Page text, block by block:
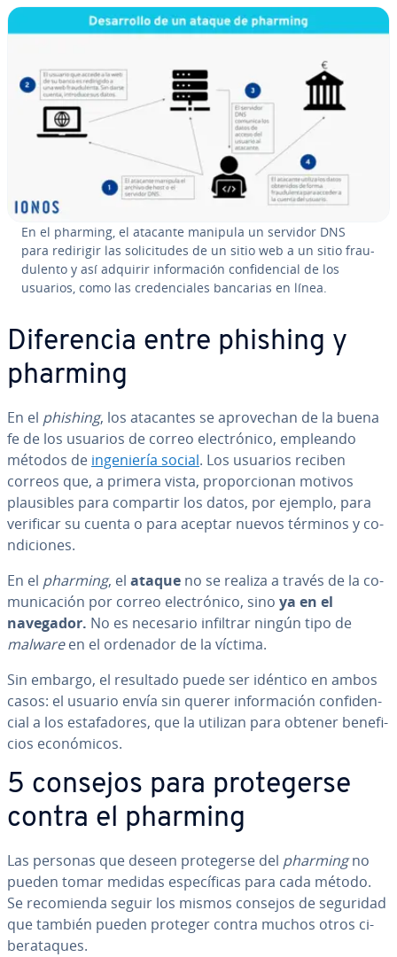
En el pharming, el atacante manipula un servidor DNS
para redirigir las so­li­ci­tu­des de un sitio web a un sitio frau­
du­le­n­to y así adquirir in­fo­r­ma­ción co­n­fi­de­n­cial de los
usuarios, como las cre­de­n­cia­les bancarias en línea.
Di­fe­re­n­cia entre phishing y
pharming
En el phishing, los atacantes se apro­ve­chan de la buena
fe de los usuarios de correo ele­c­tró­ni­co, empleando
métodos de in­ge­nie­ría social. Los usuarios reciben
correos que, a primera vista, pro­po­r­cio­nan motivos
plau­si­bles para compartir los datos, por ejemplo, para
verificar su cuenta o para aceptar nuevos términos y co­
n­di­cio­nes.
En el pharming, el ataque no se realiza a través de la co­
mu­ni­ca­ción por correo ele­c­tró­ni­co, sino ya en el
navegador. No es necesario infiltrar ningún tipo de
malwareen el ordenador de la víctima.
Sin embargo, el resultado puede ser idéntico en ambos
casos: el usuario envía sin querer in­fo­r­ma­ción co­n­fi­de­n­
cial a los es­ta­fa­do­res, que la utilizan para obtener be­ne­fi­
cios eco­nó­mi­cos.
5 consejos para pro­te­ge­r­se
contra el pharming
Las personas que deseen pro­te­ge­r­se del pharmingno
pueden tomar medidas es­pe­cí­fi­cas para cada método.
Se re­co­mie­n­da seguir los mismos consejos de seguridad
que también pueden proteger contra muchos otros ci­
ber­ata­ques.